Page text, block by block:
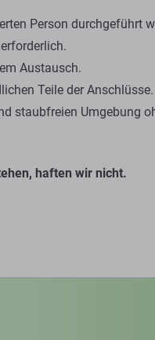
Person durchgeführt
erforderlich.
Austausch.
Teile der Anschlüsse.
staubfreien Umgebung
haften wir nicht.